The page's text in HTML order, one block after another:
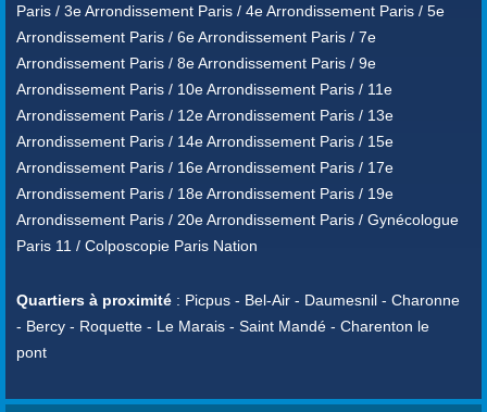
Paris / 3e Arrondissement Paris / 4e Arrondissement Paris / 5e
Arrondissement Paris / 6e Arrondissement Paris / 7e
Arrondissement Paris / 8e Arrondissement Paris / 9e
Arrondissement Paris / 10e Arrondissement Paris / 11e
Arrondissement Paris / 12e Arrondissement Paris / 13e
Arrondissement Paris / 14e Arrondissement Paris / 15e
Arrondissement Paris / 16e Arrondissement Paris / 17e
Arrondissement Paris / 18e Arrondissement Paris / 19e
Arrondissement Paris / 20e Arrondissement Paris / Gynécologue
Paris 11 / Colposcopie Paris Nation
Quartiers à proximité : Picpus - Bel-Air - Daumesnil - Charonne
- Bercy - Roquette - Le Marais - Saint Mandé - Charenton le
pont